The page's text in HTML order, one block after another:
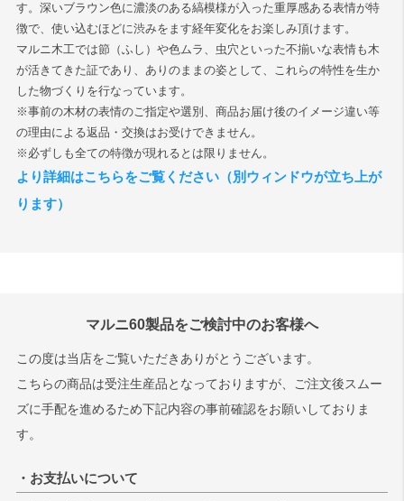
す。深いブラウン色に濃淡のある縞模様が入った重厚感ある表情が特
徴で、使い込むほどに渋みをます経年変化をお楽しみ頂けます。
マルニ木工では節（ふし）や色ムラ、虫穴といった不揃いな表情も木
が活きてきた証であり、ありのままの姿として、これらの特性を生か
した物づくりを行なっています。
※事前の木材の表情のご指定や選別、商品お届け後のイメージ違い等
の理由による返品・交換はお受けできません。
※必ずしも全ての特徴が現れるとは限りません。
より詳細はこちらをご覧ください（別ウィンドウが立ち上が
ります）
マルニ60製品をご検討中のお客様へ
この度は当店をご覧いただきありがとうございます。
こちらの商品は受注生産品となっておりますが、ご注文後スムー
ズに手配を進めるため下記内容の事前確認をお願いしておりま
す。
・お支払いについて